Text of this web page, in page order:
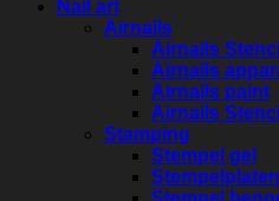
Nail art
Airnails
Airnails
Airnails
Airnails paint
Airnails
Stamping
Stempel gel
Stempelplaten